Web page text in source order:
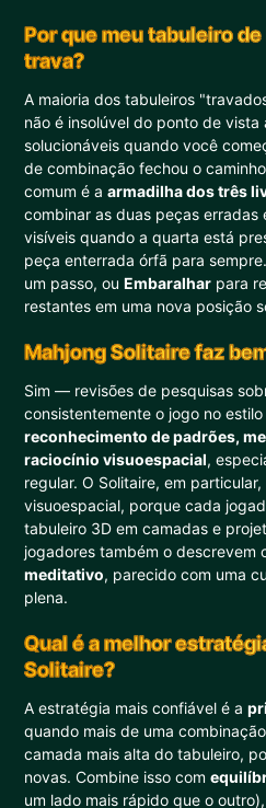
Por que meu tabuleiro
trava?
A maioria dos tabuleiros
não é insolúvel do ponto de
solucionáveis quando você
de combinação fechou o
comum é aarmadilha dos três
combinar as duas peças
visíveis quando a quarta está
peça enterrada órfã para
um passo, ouEmbaralhar para
restantes em uma nova posição
Mahjong Solitaire faz
Sim — revisões de pesquisas
consistentemente o jogo no
reconhecimento de padrões,
raciocínio visuoespacial,
regular. O Solitaire, em
visuoespacial, porque cada
tabuleiro 3D em camadas e
jogadores também o descrevem
meditativo, parecido com uma
plena.
Qual é a melhor
Solitaire?
A estratégia mais confiável é a
quando mais de uma
camada mais alta do tabuleiro,
novas. Combine isso com
um lado mais rápido que o